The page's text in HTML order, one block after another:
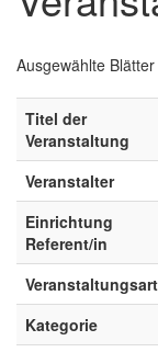
Ausgewählte
Titel der
Veranstaltung
Veranstalter
Einrichtung
Referent/in
Veranstaltungsart
Kategorie